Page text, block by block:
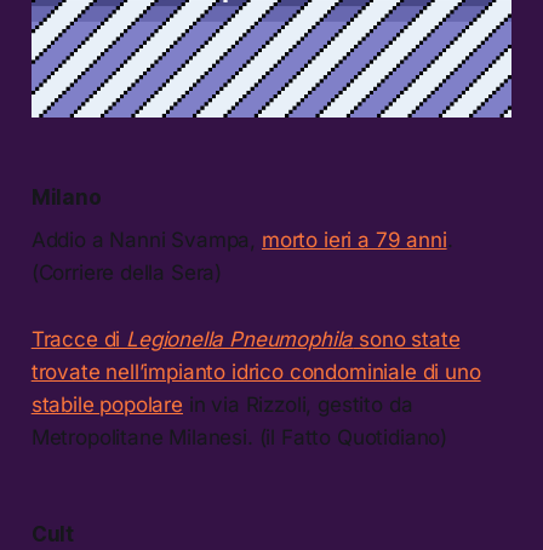
Milano
Addio a Nanni Svampa, morto ieri a 79 anni.
(Corriere della Sera)
Tracce di Legionella Pneumophila sono state
trovate nell’impianto idrico condominiale di uno
stabile popolare in via Rizzoli, gestito da
Metropolitane Milanesi. (il Fatto Quotidiano)
Cult